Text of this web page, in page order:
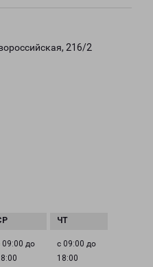
216/2
09:00 до
с 09:00 до
18:00